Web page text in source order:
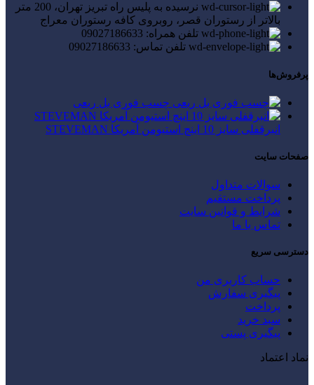
نرسیده به پلیس راه تبریز تهران، 200 متر
بالاتر از رستوران قصر، روبروی کافه رستوران معراج
تلفن همراه: 09027186633
تلفن تماس: 09027186633
پرفروش‌ها
چسب فوری بل ربعی
انبرقفلی سایز 10 اینچ استیومن آمریکا STEVEMAN
صفحات سایت
سوالات متداول
پرداخت مستقیم
شرایط و قوانین سایت
تماس با ما
دسترسی سریع
حساب کاربری من
پیگیری سفارش
پرداخت
سبد خرید
پیگیری پستی
نماد اعتماد